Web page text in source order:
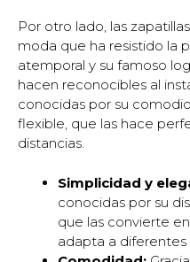
Por otro lado, las
moda que ha resistido la
atemporal y su famoso
hacen reconocibles al
conocidas por su
flexible, que las hace
distancias.
Simplicidad y
conocidas por su
que las convierte
adapta a diferentes